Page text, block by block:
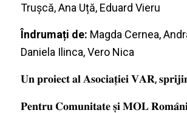
Trușcă, Ana Uță, Eduard Vieru
Îndrumați de: Magda Cernea,
Daniela Ilinca, Vero Nica
𝐔𝐧 𝐩𝐫𝐨𝐢𝐞𝐜𝐭 𝐚𝐥 𝐀𝐬𝐨𝐜𝐢𝐚𝐭̦𝐢𝐞𝐢 𝐕𝐀𝐑,
𝐏𝐞𝐧𝐭𝐫𝐮 𝐂𝐨𝐦𝐮𝐧𝐢𝐭𝐚𝐭𝐞 𝐬̦𝐢 𝐌𝐎𝐋